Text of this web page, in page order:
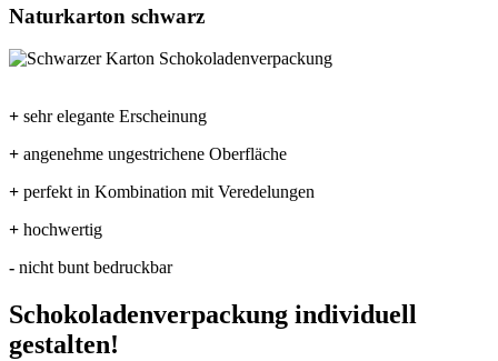
Naturkarton schwarz
+ sehr elegante Erscheinung
+ angenehme ungestrichene Oberfläche
+ perfekt in Kombination mit Veredelungen
+ hochwertig
- nicht bunt bedruckbar
Schokoladenverpackung individuell
gestalten!